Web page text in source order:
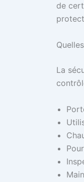
de
La